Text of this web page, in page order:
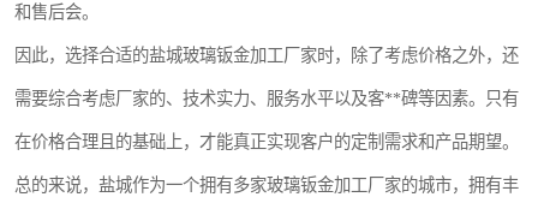
和售后会。
因此，选择合适的盐城玻璃钣金加工厂家时，除了考虑价格之外，还
需要综合考虑厂家的、技术实力、服务水平以及客**碑等因素。只有
在价格合理且的基础上，才能真正实现客户的定制需求和产品期望。
总的来说，盐城作为一个拥有多家玻璃钣金加工厂家的城市，拥有丰